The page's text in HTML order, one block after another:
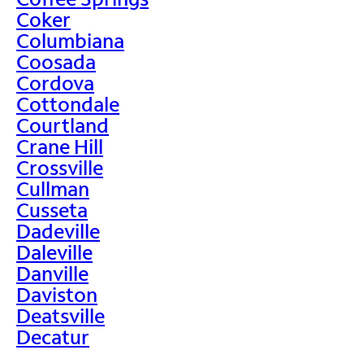
Coker
Columbiana
Coosada
Cordova
Cottondale
Courtland
Crane Hill
Crossville
Cullman
Cusseta
Dadeville
Daleville
Danville
Daviston
Deatsville
Decatur